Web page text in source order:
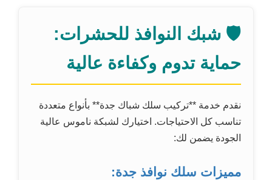
🛡️ شبك النوافذ للحشرات:
حماية تدوم وكفاءة عالية
نقدم خدمة **تركيب سلك شباك جدة** بأنواع متعددة
تناسب كل الاحتياجات. اختيارك لشبكة ناموس عالية
الجودة يضمن لك:
مميزات سلك نوافذ جدة: